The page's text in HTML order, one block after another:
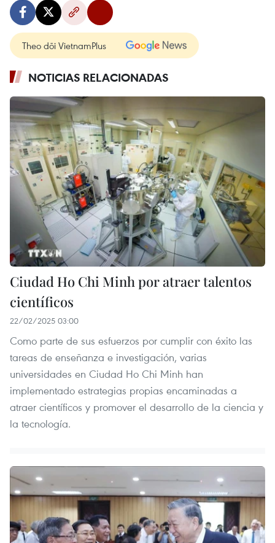
Theo dõi VietnamPlus
NOTICIAS RELACIONADAS
Ciudad Ho Chi Minh por atraer talentos
científicos
22/02/2025 03:00
Como parte de sus esfuerzos por cumplir con éxito las
tareas de enseñanza e investigación, varias
universidades en Ciudad Ho Chi Minh han
implementado estrategias propias encaminadas a
atraer científicos y promover el desarrollo de la ciencia y
la tecnología.